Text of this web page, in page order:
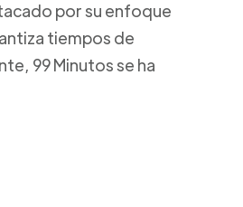
por su enfoque
tiempos de
99 Minutos se ha